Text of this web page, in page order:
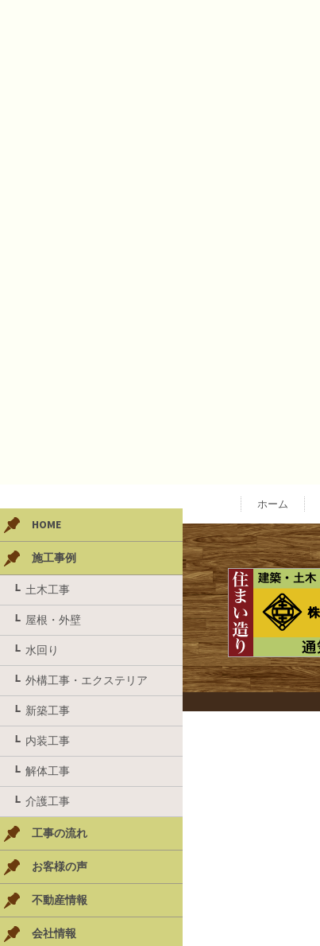
HOME
施工事例
土木工事
屋根・外壁
水回り
外構工事・エクステリア
新築工事
内装工事
解体工事
介護工事
工事の流れ
お客様の声
不動産情報
会社情報
ホーム